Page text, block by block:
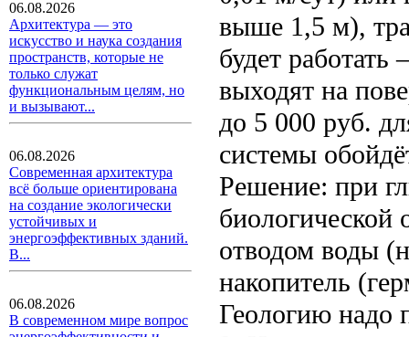
06.08.2026
Архитектура — это
искусство и наука создания
пространств, которые не
только служат
функциональным целям, но
и вызывают...
06.08.2026
Современная архитектура
всё больше ориентирована
на создание экологически
устойчивых и
энергоэффективных зданий.
В...
06.08.2026
В современном мире вопрос
выше 1,5 м),
будет работать
выходят на
до 5 000 руб.
системы
Решение: при
биологической
отводом воды
накопитель
Геологию надо